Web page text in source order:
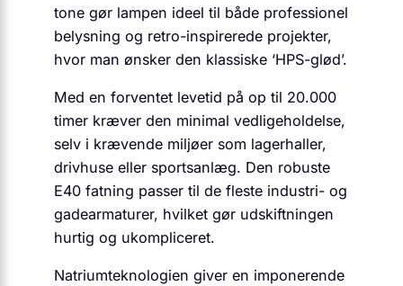
tone gør lampen ideel til både professionel
belysning og retro-inspirerede projekter,
hvor man ønsker den klassiske ‘HPS-glød’.
Med en forventet levetid på op til 20.000
timer kræver den minimal vedligeholdelse,
selv i krævende miljøer som lagerhaller,
drivhuse eller sportsanlæg. Den robuste
E40 fatning passer til de fleste industri- og
gadearmaturer, hvilket gør udskiftningen
hurtig og ukompliceret.
Natriumteknologien giver en imponerende